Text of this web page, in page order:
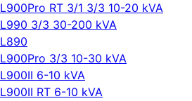
L900Pro RT 3/1 3/3 10-20 kVA
L990 3/3 30-200 kVA
L890
L900Pro 3/3 10-30 kVA
L900II 6-10 kVA
L900II RT 6-10 kVA